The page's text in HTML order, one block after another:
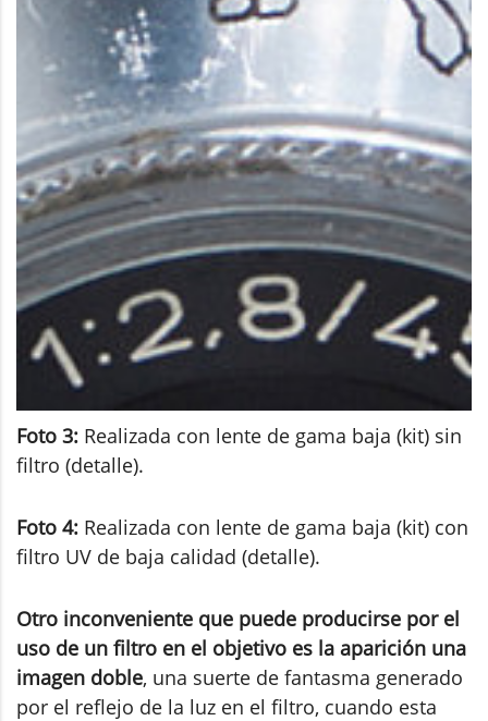
Foto 3: Realizada con lente de gama baja (kit) sin
filtro (detalle).
Foto 4: Realizada con lente de gama baja (kit) con
filtro UV de baja calidad (detalle).
Otro inconveniente que puede producirse por el
uso de un filtro en el objetivo es la aparición una
imagen doble, una suerte de fantasma generado
por el reflejo de la luz en el filtro, cuando esta